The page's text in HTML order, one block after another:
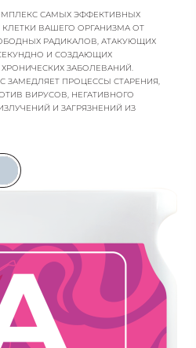
НА ЕГО ОСНОВЕ,
ЭФФЕКТИВНЫХ СРЕДСТВ
ПО ДАННЫМ ЕВРОПЕЙСКОЙ
ПРЕПАРАТЫ ИЗ ГИНКГО
ПАЦИЕНТАМ ОСОБЕННО
САМЫХ ЭФФЕКТИВНЫХ
ВАШЕГО ОРГАНИЗМА ОТ
РАДИКАЛОВ, АТАКУЮЩИХ
И СОЗДАЮЩИХ
ЗАБОЛЕВАНИЙ.
ПРОЦЕССЫ СТАРЕНИЯ,
ВИРУСОВ, НЕГАТИВНОГО
И ЗАГРЯЗНЕНИЙ ИЗ